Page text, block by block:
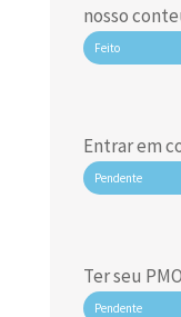
nosso
Feito
Entrar em
Pendente
Ter seu
Pendente